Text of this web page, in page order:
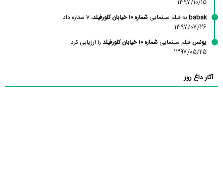
1397/10/15
babakبه فیلم سینمایی شماره ۱۰ خیابان کلورفیلد
، 7 ستاره داد.
1397/07/26
یونس فیلم سینمایی شماره ۱۰ خیابان کلورفیلد
را ارزیابی کرد.
1397/05/25
آثار داغ روز